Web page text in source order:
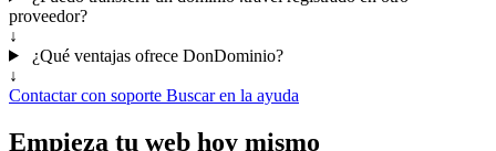
proveedor?
↓
¿Qué ventajas ofrece DonDominio?
↓
Contactar con soporte Buscar en la ayuda
Empieza tu web hoy mismo